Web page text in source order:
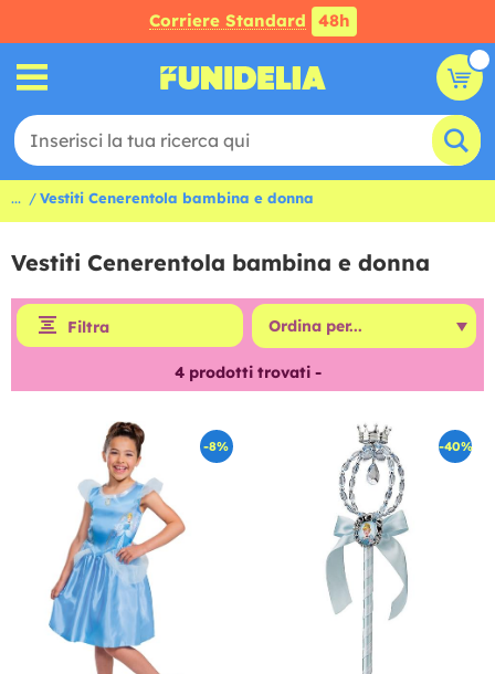
Corriere Standard 48h
... Vestiti Cenerentola bambina e donna
Vestiti Cenerentola bambina e donna
Filtra
4prodotti trovati -
-8% -40%